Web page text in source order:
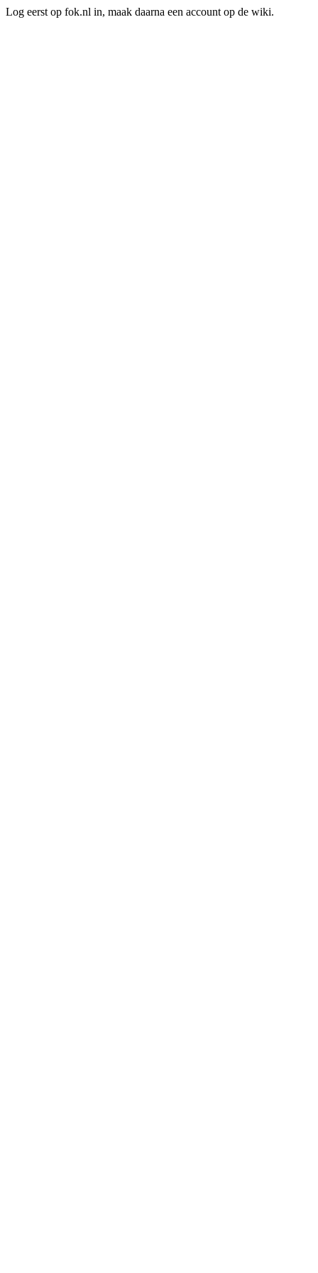
Log eerst op fok.nl in, maak daarna een account op de wiki.